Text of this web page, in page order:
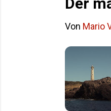
Von Mario